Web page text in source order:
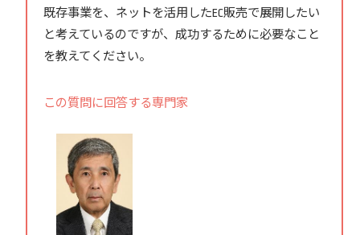
既存事業を、ネットを活用したEC販売で展開したい
と考えているのですが、成功するために必要なこと
を教えてください。
この質問に回答する専門家